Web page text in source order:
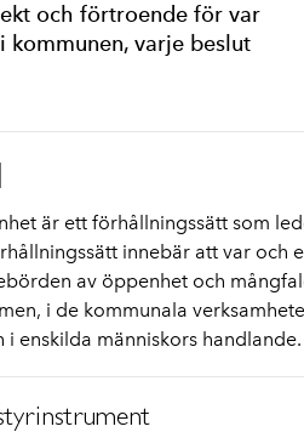
och förtroende för var
kommunen, varje beslut
är ett förhållningssätt som
innebär att var och
av öppenhet och
i de kommunala
enskilda människors handlande.